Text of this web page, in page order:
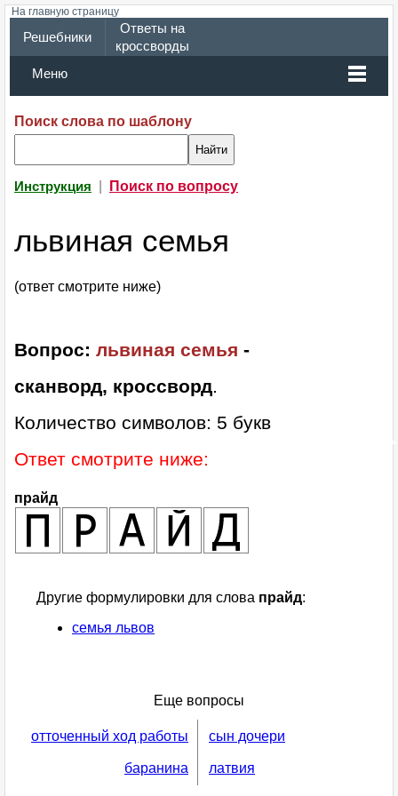
На главную страницу
Решебники
Ответы на
кроссворды
Меню
Поиск слова по шаблону
Инструкция Поиск по вопросу
львиная семья
(ответ смотрите ниже)
Вопрос: львиная семья -
сканворд, кроссворд.
Количество символов: 5 букв
Ответ смотрите ниже:
прайд
Другие формулировки для слова прайд:
семья львов
Еще вопросы
отточенный ход работы
баранина
сын дочери
латвия